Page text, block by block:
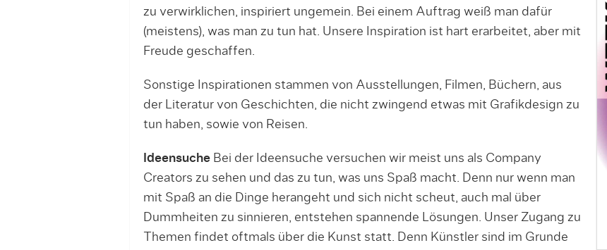
zu verwirklichen, inspiriert ungemein. Bei einem Auftrag weiß man dafür
(meistens), was man zu tun hat. Unsere Inspiration ist hart erarbeitet, aber mit
Freude geschaffen.
Sonstige Inspirationen stammen von Ausstellungen, Filmen, Büchern, aus
der Literatur von Geschichten, die nicht zwingend etwas mit Grafikdesign zu
tun haben, sowie von Reisen.
IdeensucheBei der Ideensuche versuchen wir meist uns als Company
Creators zu sehen und das zu tun, was uns Spaß macht. Denn nur wenn man
mit Spaß an die Dinge herangeht und sich nicht scheut, auch mal über
Dummheiten zu sinnieren, entstehen spannende Lösungen. Unser Zugang zu
Themen findet oftmals über die Kunst statt. Denn Künstler sind im Grunde